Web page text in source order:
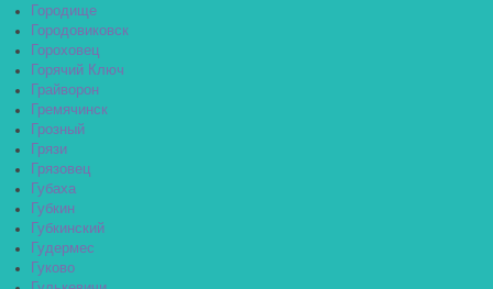
Городище
Городовиковск
Гороховец
Горячий Ключ
Грайворон
Гремячинск
Грозный
Грязи
Грязовец
Губаха
Губкин
Губкинский
Гудермес
Гуково